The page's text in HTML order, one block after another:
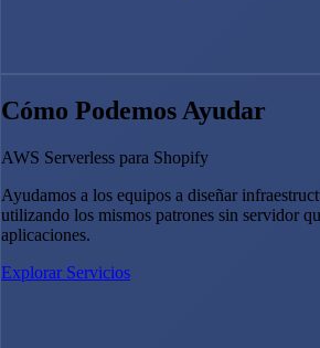
Cómo Podemos Ayudar
AWS Serverless para Shopify
Ayudamos a los equipos a diseñar
utilizando los mismos patrones sin servidor
aplicaciones.
Explorar Servicios